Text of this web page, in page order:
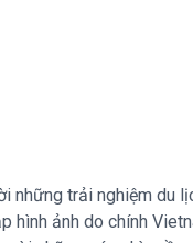
những trải nghiệm du
hình ảnh do chính